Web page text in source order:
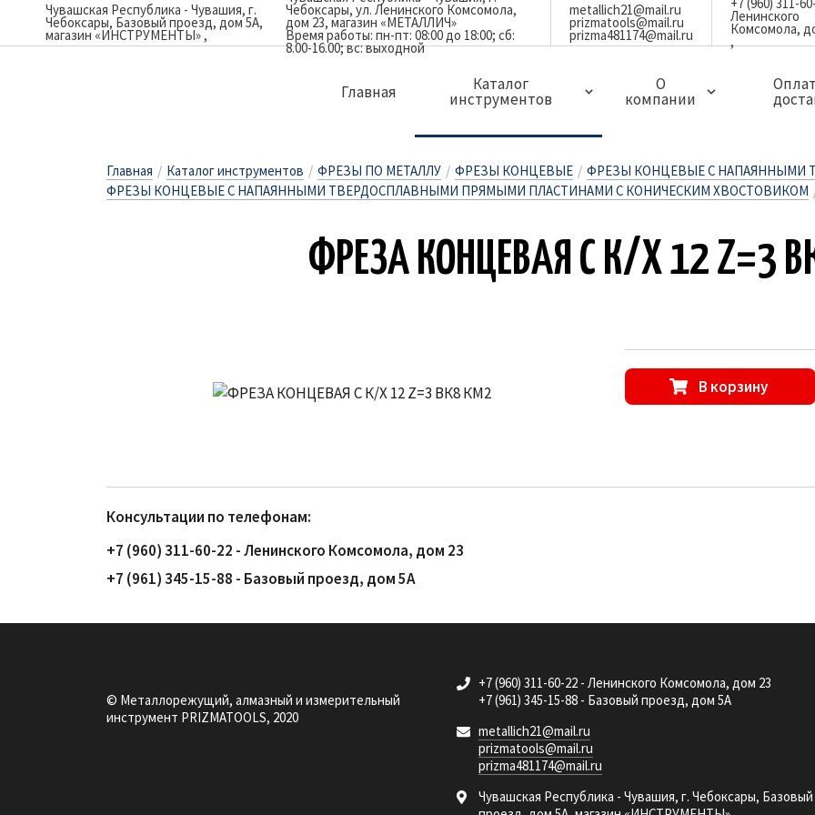
Чувашская Республика - Чувашия, г.
Чебоксары, Базовый проезд, дом 5А,
магазин «ИНСТРУМЕНТЫ»
Чебоксары, ул. Ленинского Комсомола,
дом 23, магазин «МЕТАЛЛИЧ»
Время работы: пн-пт: 08:00 до 18:00; сб:
8.00-16.00; вс: выходной
metallich21@mail.ru
prizmatools@mail.ru
prizma481174@mail.ru
Ленинского
Комсомола,
Главная Каталог
инструментов
О
компании
Главная / Каталог инструментов / ФРЕЗЫ ПО МЕТАЛЛУ / ФРЕЗЫ КОНЦЕВЫЕ / ФРЕЗЫ КОНЦЕВЫЕ С НАПАЯННЫМИ
ФРЕЗЫ КОНЦЕВЫЕ С НАПАЯННЫМИ ТВЕРДОСПЛАВНЫМИ ПРЯМЫМИ ПЛАСТИНАМИ С КОНИЧЕСКИМ ХВОСТОВИКОМ
ФРЕ­ЗА КОН­ЦЕ­ВАЯ С К/Х 12 Z=3
В корзину
Консультации по телефонам:
+7 (960) 311-60-22 - Ленинского Комсомола, дом 23
+7 (961) 345-15-88 - Базовый проезд, дом 5А
© Металлорежущий, алмазный и измерительный
инструмент PRIZMATOOLS, 2020
+7 (960) 311-60-22 - Ленинского Комсомола, дом 23
+7 (961) 345-15-88 - Базовый проезд, дом 5А
metallich21@mail.ru
prizmatools@mail.ru
prizma481174@mail.ru
Чувашская Республика - Чувашия, г. Чебоксары, Базовый